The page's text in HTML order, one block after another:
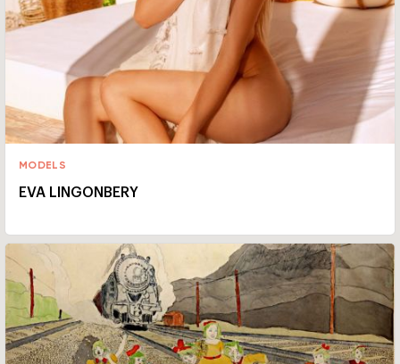
MODELS
EVA LINGONBERY